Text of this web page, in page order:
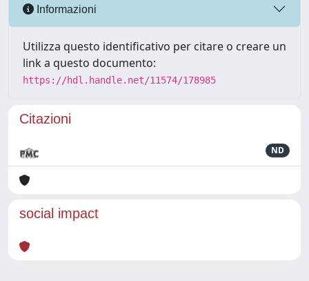
Informazioni
Utilizza questo identificativo per citare o creare un
link a questo documento:
https://hdl.handle.net/11574/178985
Citazioni
ND
social impact